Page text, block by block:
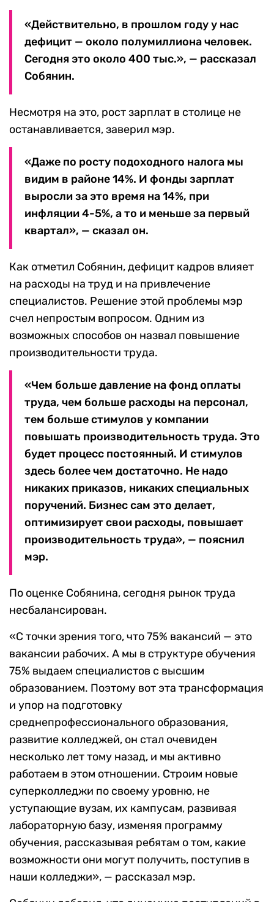
«Действительно, в прошлом году у нас
дефицит — около полумиллиона человек.
Сегодня это около 400 тыс.», — рассказал
Собянин.
Несмотря на это, рост зарплат в столице не
останавливается, заверил мэр.
«Даже по росту подоходного налога мы
видим в районе 14%. И фонды зарплат
выросли за это время на 14%, при
инфляции 4-5%, а то и меньше за первый
квартал», — сказал он.
Как отметил Собянин, дефицит кадров влияет
на расходы на труд и на привлечение
специалистов. Решение этой проблемы мэр
счел непростым вопросом. Одним из
возможных способов он назвал повышение
производительности труда.
«Чем больше давление на фонд оплаты
труда, чем больше расходы на персонал,
тем больше стимулов у компании
повышать производительность труда. Это
будет процесс постоянный. И стимулов
здесь более чем достаточно. Не надо
никаких приказов, никаких специальных
поручений. Бизнес сам это делает,
оптимизирует свои расходы, повышает
производительность труда», — пояснил
мэр.
По оценке Собянина, сегодня рынок труда
несбалансирован.
«С точки зрения того, что 75% вакансий — это
вакансии рабочих. А мы в структуре обучения
75% выдаем специалистов с высшим
образованием. Поэтому вот эта трансформация
и упор на подготовку
среднепрофессионального образования,
развитие колледжей, он стал очевиден
несколько лет тому назад, и мы активно
работаем в этом отношении. Строим новые
суперколледжи по своему уровню, не
уступающие вузам, их кампусам, развивая
лабораторную базу, изменяя программу
обучения, рассказывая ребятам о том, какие
возможности они могут получить, поступив в
наши колледжи», — рассказал мэр.